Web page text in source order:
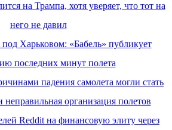
на Трампа, хотя уверяет, что тот на
него не давил
Харьковом: «Бабель» публикует
последних минут полета
падения самолета могли стать
организация полетов
Reddit на финансовую элиту через